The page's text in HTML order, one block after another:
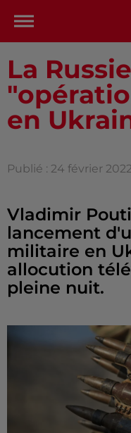
La
en
Publié : 24 février
Vladimir
lancement
militaire en
allocution
pleine nuit.